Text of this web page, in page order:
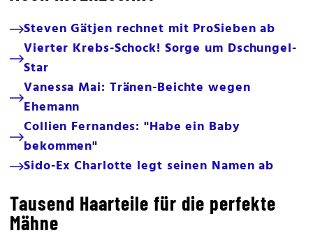
Steven Gätjen rechnet mit ProSieben ab
Vierter Krebs-Schock! Sorge um Dschungel-
Star
Vanessa Mai: Tränen-Beichte wegen
Ehemann
Collien Fernandes: "Habe ein Baby
bekommen"
Sido-Ex Charlotte legt seinen Namen ab
Tausend Haarteile für die perfekte
Mähne